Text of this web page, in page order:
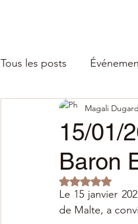
Tous les posts
15/01/
Baron
Magali
Noté NaN
Le 15 janvier
de Malte, a